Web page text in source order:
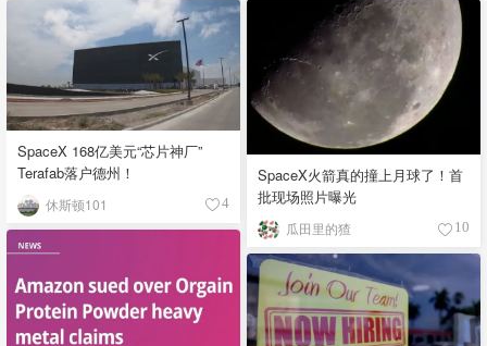
SpaceX 168亿美元“芯片神厂”
Terafab落户德州！
休斯顿101 4
SpaceX火箭真的撞上月球了！首
批现场照片曝光
瓜田里的猹 10